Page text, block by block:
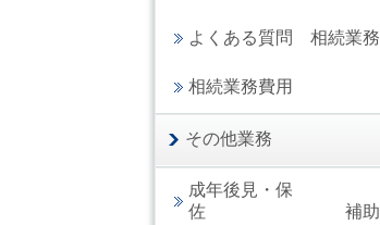
よくある質問 相続業務
相続業務費用
その他業務
成年後見・保
佐 補助